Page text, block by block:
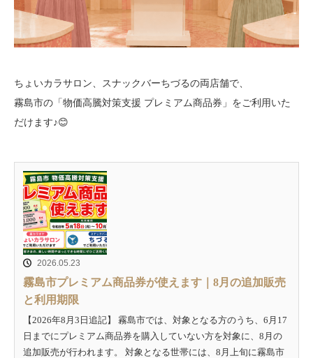
ちょいカラサロン、スナックバーちづるの両店舗で、
霧島市の「物価高騰対策支援 プレミアム商品券」をご利用いた
だけます♪😊
2026.05.23
霧島市プレミアム商品券が使えます｜8月の追加販売
と利用期限
【2026年8月3日追記】 霧島市では、対象となる方のうち、6月17
日までにプレミアム商品券を購入していない方を対象に、8月の
追加販売が行われます。 対象となる世帯には、8月上旬に霧島市